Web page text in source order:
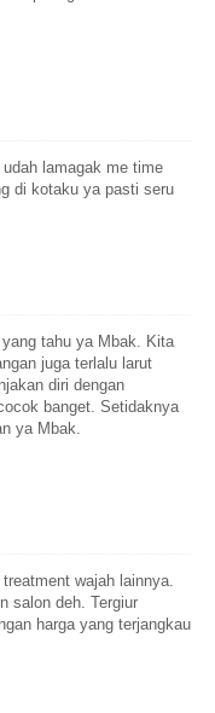
lamagak me time
di kotaku ya pasti seru
tahu ya Mbak. Kita
juga terlalu larut
diri dengan
banget. Setidaknya
ya Mbak.
wajah lainnya.
salon deh. Tergiur
harga yang terjangkau